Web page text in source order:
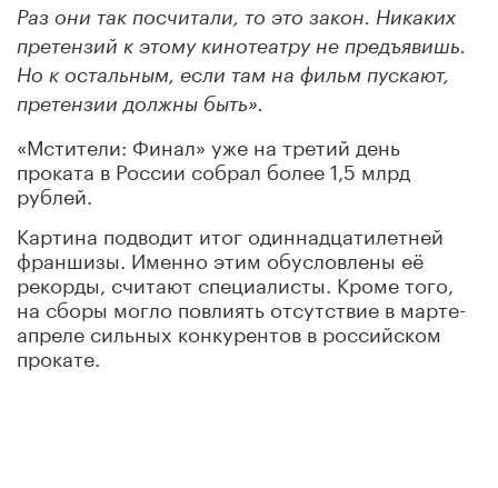
Раз они так посчитали, то это закон. Никаких
претензий к этому кинотеатру не предъявишь.
Но к остальным, если там на фильм пускают,
претензии должны быть».
«Мстители: Финал» уже на третий день
проката в России собрал более 1,5 млрд
рублей.
Картина подводит итог одиннадцатилетней
франшизы. Именно этим обусловлены её
рекорды, считают специалисты. Кроме того,
на сборы могло повлиять отсутствие в марте-
апреле сильных конкурентов в российском
прокате.